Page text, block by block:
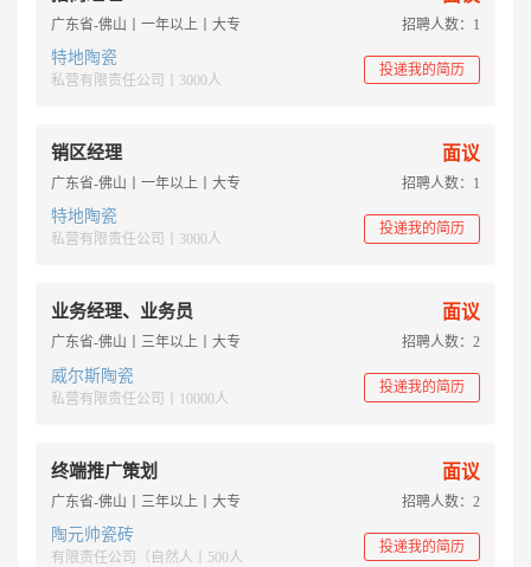
广东省-佛山丨一年以上丨大专 招聘人数：1
特地陶瓷
私营有限责任公司丨3000人
投递我的简历
销区经理 面议
广东省-佛山丨一年以上丨大专 招聘人数：1
特地陶瓷
私营有限责任公司丨3000人
投递我的简历
业务经理、业务员 面议
广东省-佛山丨三年以上丨大专 招聘人数：2
威尔斯陶瓷
私营有限责任公司丨10000人
投递我的简历
终端推广策划 面议
广东省-佛山丨三年以上丨大专 招聘人数：2
陶元帅瓷砖
有限责任公司（自然人丨500人
投递我的简历